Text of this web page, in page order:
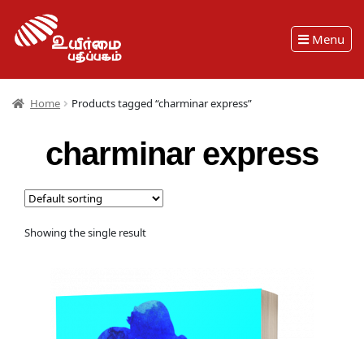
Menu
Home Products tagged “charminar express”
charminar express
Showing the single result